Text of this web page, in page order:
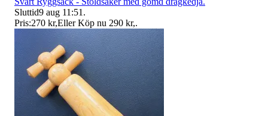
Sluttid9 aug 11:51 .
Pris:270 kr,Eller Köp nu 290 kr,.